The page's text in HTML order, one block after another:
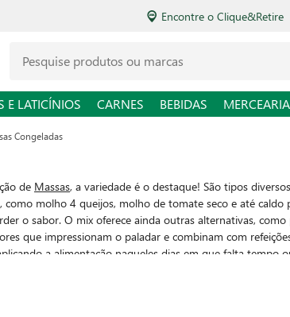
Encontre o Clique&Retire
E LATICÍNIOS CARNES BEBIDAS MERCEARIA
Congeladas
de Massas, a variedade é o destaque! São tipos
, como molho 4 queijos, molho de tomate seco e até
o sabor. O mix oferece ainda outras alternativas, como
que impressionam o paladar e combinam com
a alimentação naqueles dias em que falta tempo